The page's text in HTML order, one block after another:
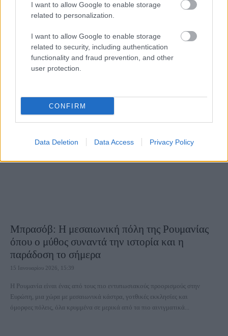
I want to allow Google to enable storage
related to personalization.
I want to allow Google to enable storage
related to security, including authentication
functionality and fraud prevention, and other
user protection.
CONFIRM
Data Deletion Data Access Privacy Policy
Χιρόνα: Όλη η καταλανική γοητεία χωρίς το
τουριστικό χάος
16 Ιανουαρίου 2026, 11:47
Λίγο περισσότερο από μία ώρα βόρεια της Βαρκελώνης, η Χιρόνα (ή Ζιρόνα)
Μπρασόβ: Η μεσαιωνική πόλη της Ρουμανίας
όπου ο μύθος συναντά την ιστορία και η
παράδοση το σήμερα
15 Ιανουαρίου 2026, 15:39
Η Ρουμανία είναι ένας από τους πιο εντυπωσιακούς προορισμούς στην
Ευρώπη, μια χώρα με μεσαιωνικά κάστρα, γοτθικές εκκλησίες και
όμορφες πόλεις, όλα κρυμμένα σε μερικά από τα πιο αινιγματικά...